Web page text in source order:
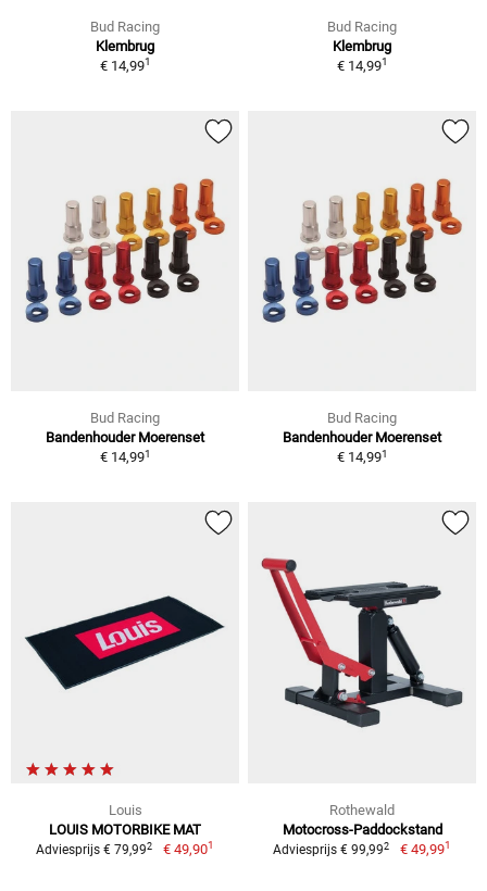
Bud Racing
Klembrug
€ 14,991
Bud Racing
Klembrug
€ 14,991
Bud Racing
Bandenhouder Moerenset
€ 14,991
Bud Racing
Bandenhouder Moerenset
€ 14,991
Louis
LOUIS MOTORBIKE MAT
Adviesprijs € 79,992 € 49,901
Rothewald
Motocross-Paddockstand
Adviesprijs € 99,992 € 49,991